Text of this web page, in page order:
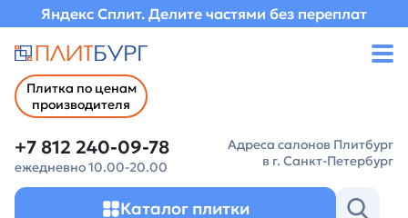
Яндекс Сплит. Делите частями без переплат
Плитка по ценам
производителя
+7 812 240-09-78
ежедневно 10.00-20.00
Адреса салонов Плитбург
в г. Санкт-Петербург
Каталог плитки